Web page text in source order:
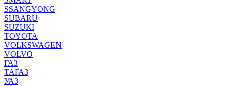
SSANGYONG
SUBARU
SUZUKI
TOYOTA
VOLKSWAGEN
VOLVO
ГАЗ
ТАГАЗ
УАЗ